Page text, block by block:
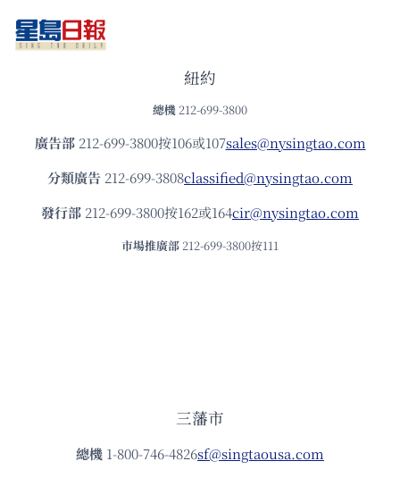
紐約
總機 212-699-3800
廣告部212-699-3800按106或107sales@nysingtao.com
分類廣告 212-699-3808classified@nysingtao.com
發⾏部 212-699-3800按162或164cir@nysingtao.com
市場推廣部 212-699-3800按111
三藩市
總機 1-800-746-4826sf@singtaousa.com